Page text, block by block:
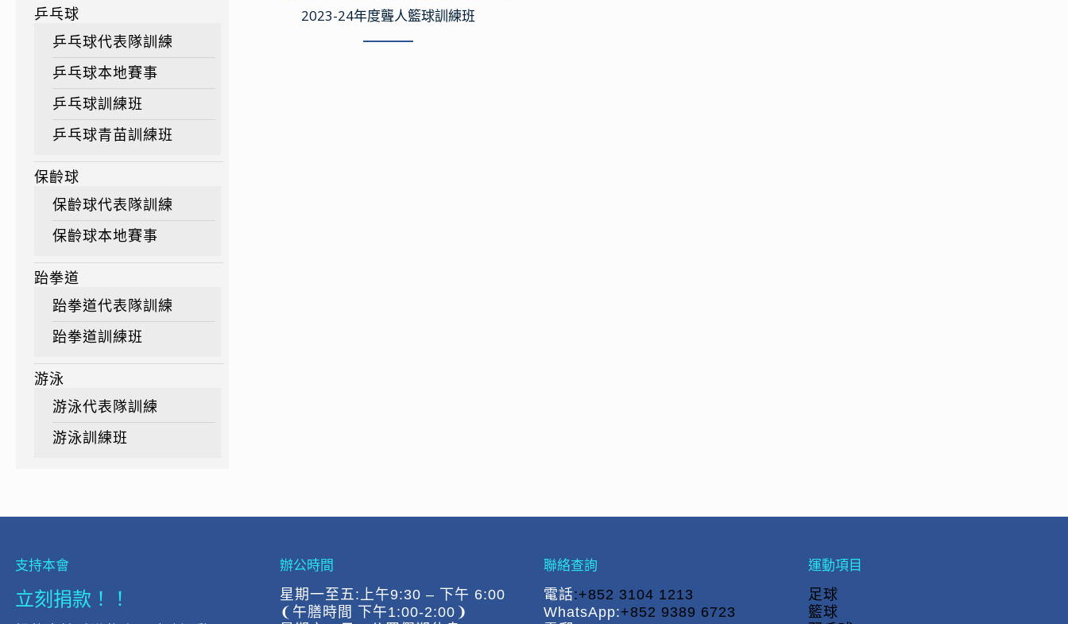
2023-24年度聾人籃球訓練班
乒乓球
乒乓球代表隊訓練
乒乓球本地賽事
乒乓球訓練班
乒乓球青苗訓練班
保齡球
保齡球代表隊訓練
保齡球本地賽事
跆拳道
跆拳道代表隊訓練
跆拳道訓練班
游泳
游泳代表隊訓練
游泳訓練班
支持本會
立刻捐款！！
辦公時間
星期一至五:上午9:30 – 下午 6:00
❨午膳時間 下午1:00-2:00❩
聯絡查詢
電話:+852 3104 1213
WhatsApp:+852 9389 6723
運動項目
足球
籃球